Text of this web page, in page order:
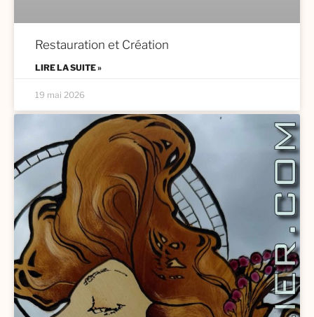
Restauration et Création
LIRE LA SUITE »
19 mai 2026